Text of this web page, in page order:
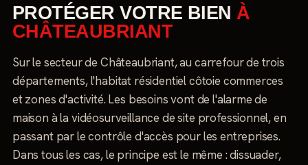
PROTÉGER VOTRE BIENÀ
CHÂTEAUBRIANT
Sur le secteur de Châteaubriant, au carrefour de trois
départements, l'habitat résidentiel côtoie commerces
et zones d'activité. Les besoins vont de l'alarme de
maison à la vidéosurveillance de site professionnel, en
passant par le contrôle d'accès pour les entreprises.
Dans tous les cas, le principe est le même : dissuader,